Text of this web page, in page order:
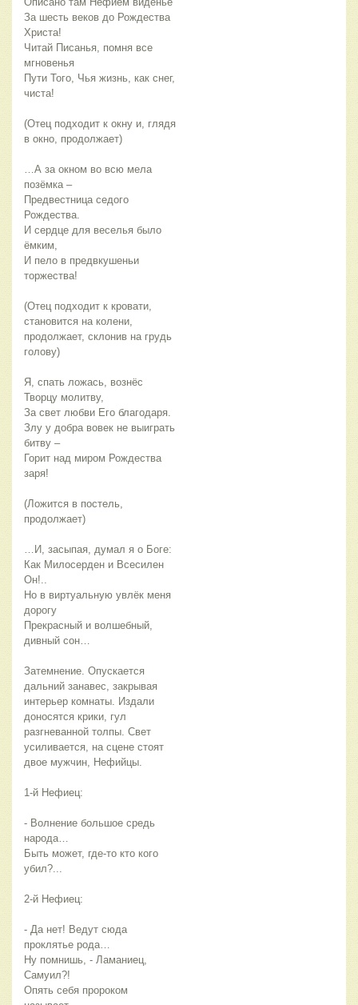
За шесть веков до Рождества
Христа!
Читай Писанья, помня все
мгновенья
Пути Того, Чья жизнь, как снег,
чиста!
(Отец подходит к окну и, глядя
в окно, продолжает)
…А за окном во всю мела
позёмка –
Предвестница седого
Рождества.
И сердце для веселья было
ёмким,
И пело в предвкушеньи
торжества!
(Отец подходит к кровати,
становится на колени,
продолжает, склонив на грудь
голову)
Я, спать ложась, вознёс
Творцу молитву,
За свет любви Его благодаря.
Злу у добра вовек не выиграть
битву –
Горит над миром Рождества
заря!
(Ложится в постель,
продолжает)
…И, засыпая, думал я о Боге:
Как Милосерден и Всесилен
Он!..
Но в виртуальную увлёк меня
дорогу
Прекрасный и волшебный,
дивный сон…
Затемнение. Опускается
дальний занавес, закрывая
интерьер комнаты. Издали
доносятся крики, гул
разгневанной толпы. Свет
усиливается, на сцене стоят
двое мужчин, Нефийцы.
1-й Нефиец:
- Волнение большое средь
народа…
Быть может, где-то кто кого
убил?...
2-й Нефиец:
- Да нет! Ведут сюда
проклятье рода…
Ну помнишь, - Ламаниец,
Самуил?!
Опять себя пророком